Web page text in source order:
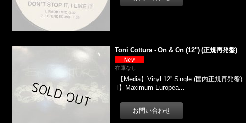
Toni Cottura - On & On (12'') (正規再発盤)
在庫なし
【Media】Vinyl 12'' Single (国内正規再発盤
l】Maximum Europea…